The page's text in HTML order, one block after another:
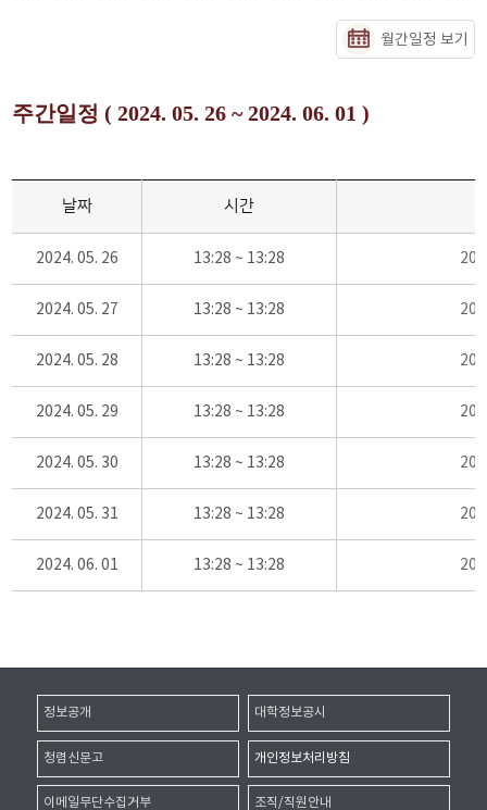
월간일정 보기
주간일정 ( 2024. 05. 26 ~ 2024. 06. 01 )
날짜 시간
2024. 05. 26 13:28 ~ 13:28
2024. 05. 27 13:28 ~ 13:28
2024. 05. 28 13:28 ~ 13:28
2024. 05. 29 13:28 ~ 13:28
2024. 05. 30 13:28 ~ 13:28
2024. 05. 31 13:28 ~ 13:28
2024. 06. 01 13:28 ~ 13:28
정보공개 대학정보공시
청렴신문고 개인정보처리방침
이메일무단수집거부 조직/직원안내